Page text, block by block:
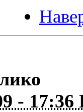
- 17:36